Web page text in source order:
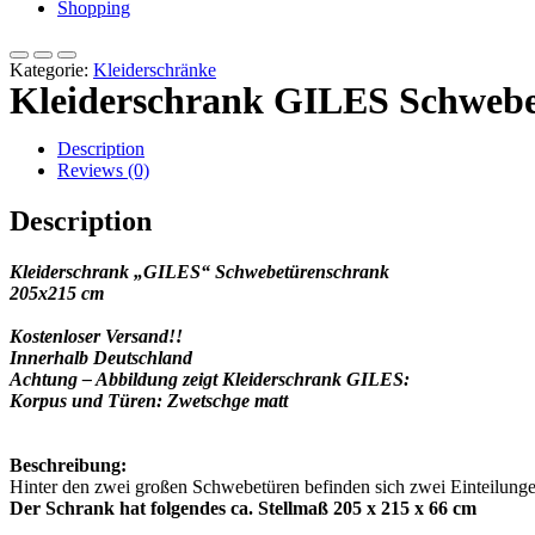
Shopping
Kategorie: Kleiderschränke
Kleiderschrank GILES
Description
Reviews (0)
Description
Kleiderschrank „GILES“ Schwebetürenschrank
205x215 cm
Kostenloser Versand!!
Innerhalb Deutschland
Achtung – Abbildung zeigt Kleiderschrank GILES:
Korpus und Türen: Zwetschge matt
Beschreibung:
Hinter den zwei großen Schwebetüren befinden sich zwei
Der Schrank hat folgendes ca. Stellmaß 205 x 215 x 66 cm